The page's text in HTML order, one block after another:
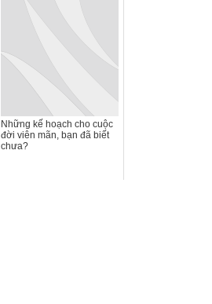
Những kế hoạch cho cuộc
đời viên mãn, bạn đã biết
chưa?